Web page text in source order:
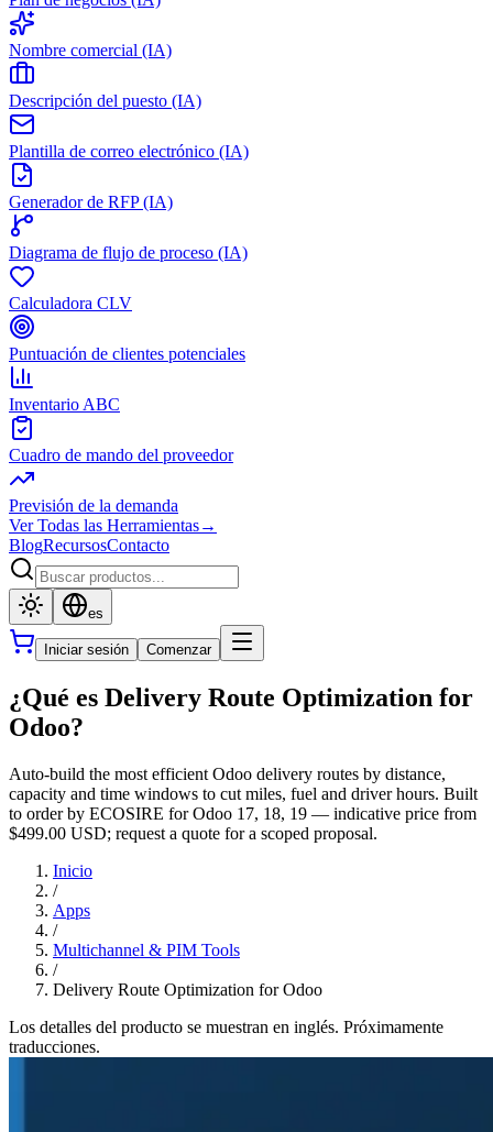
Nombre comercial (IA)
Descripción del puesto (IA)
Plantilla de correo electrónico (IA)
Generador de RFP (IA)
Diagrama de flujo de proceso (IA)
Calculadora CLV
Puntuación de clientes potenciales
Inventario ABC
Cuadro de mando del proveedor
Previsión de la demanda
Ver Todas las Herramientas→
BlogRecursosContacto
es
Iniciar sesión Comenzar
¿Qué es Delivery Route Optimization for
Odoo?
Auto-build the most efficient Odoo delivery routes by distance,
capacity and time windows to cut miles, fuel and driver hours. Built
to order by ECOSIRE for Odoo 17, 18, 19 — indicative price from
$499.00 USD; request a quote for a scoped proposal.
Inicio
/
Apps
/
Multichannel & PIM Tools
/
Delivery Route Optimization for Odoo
Los detalles del producto se muestran en inglés. Próximamente
traducciones.